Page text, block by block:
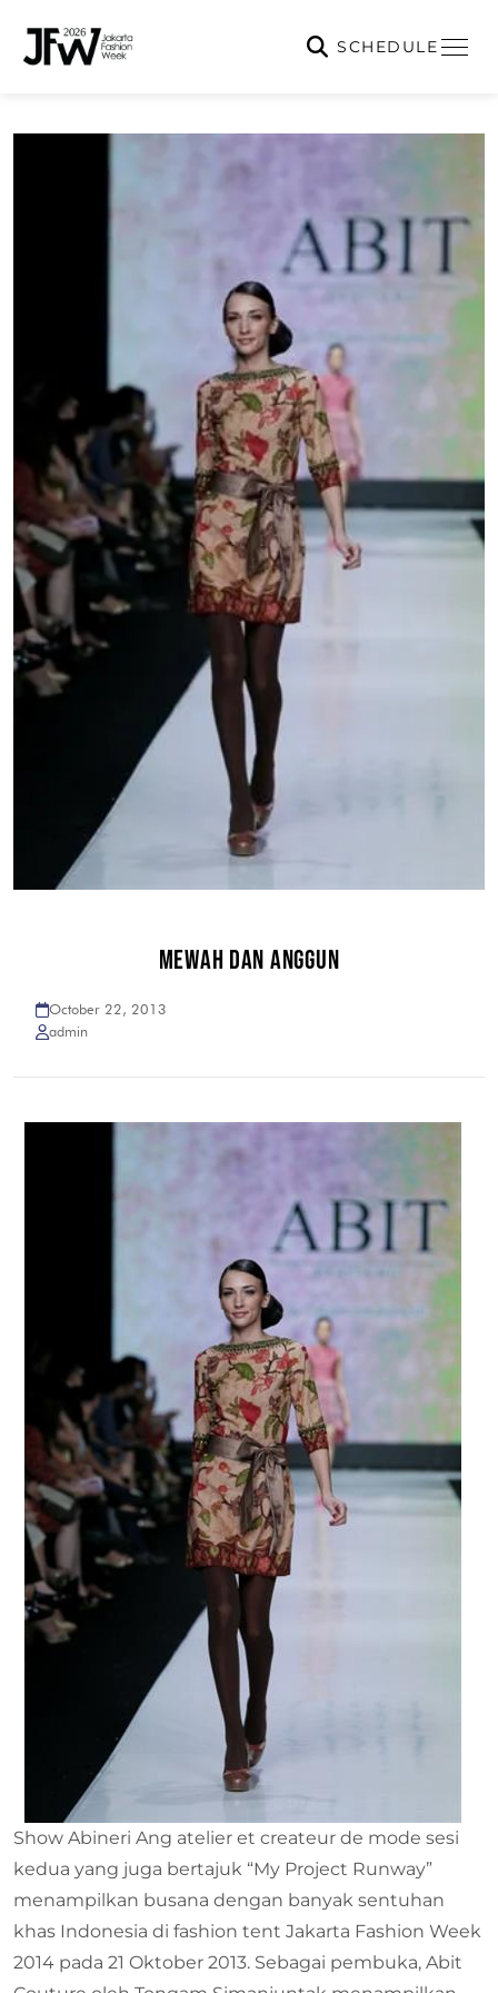
SCHEDULE
MEWAH DAN ANGGUN
October 22, 2013
admin
Show Abineri Ang atelier et createur de mode sesi
kedua yang juga bertajuk “My Project Runway”
menampilkan busana dengan banyak sentuhan
khas Indonesia di fashion tent Jakarta Fashion Week
2014 pada 21 Oktober 2013. Sebagai pembuka, Abit